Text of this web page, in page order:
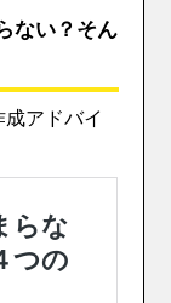
ない？そん
アドバイ